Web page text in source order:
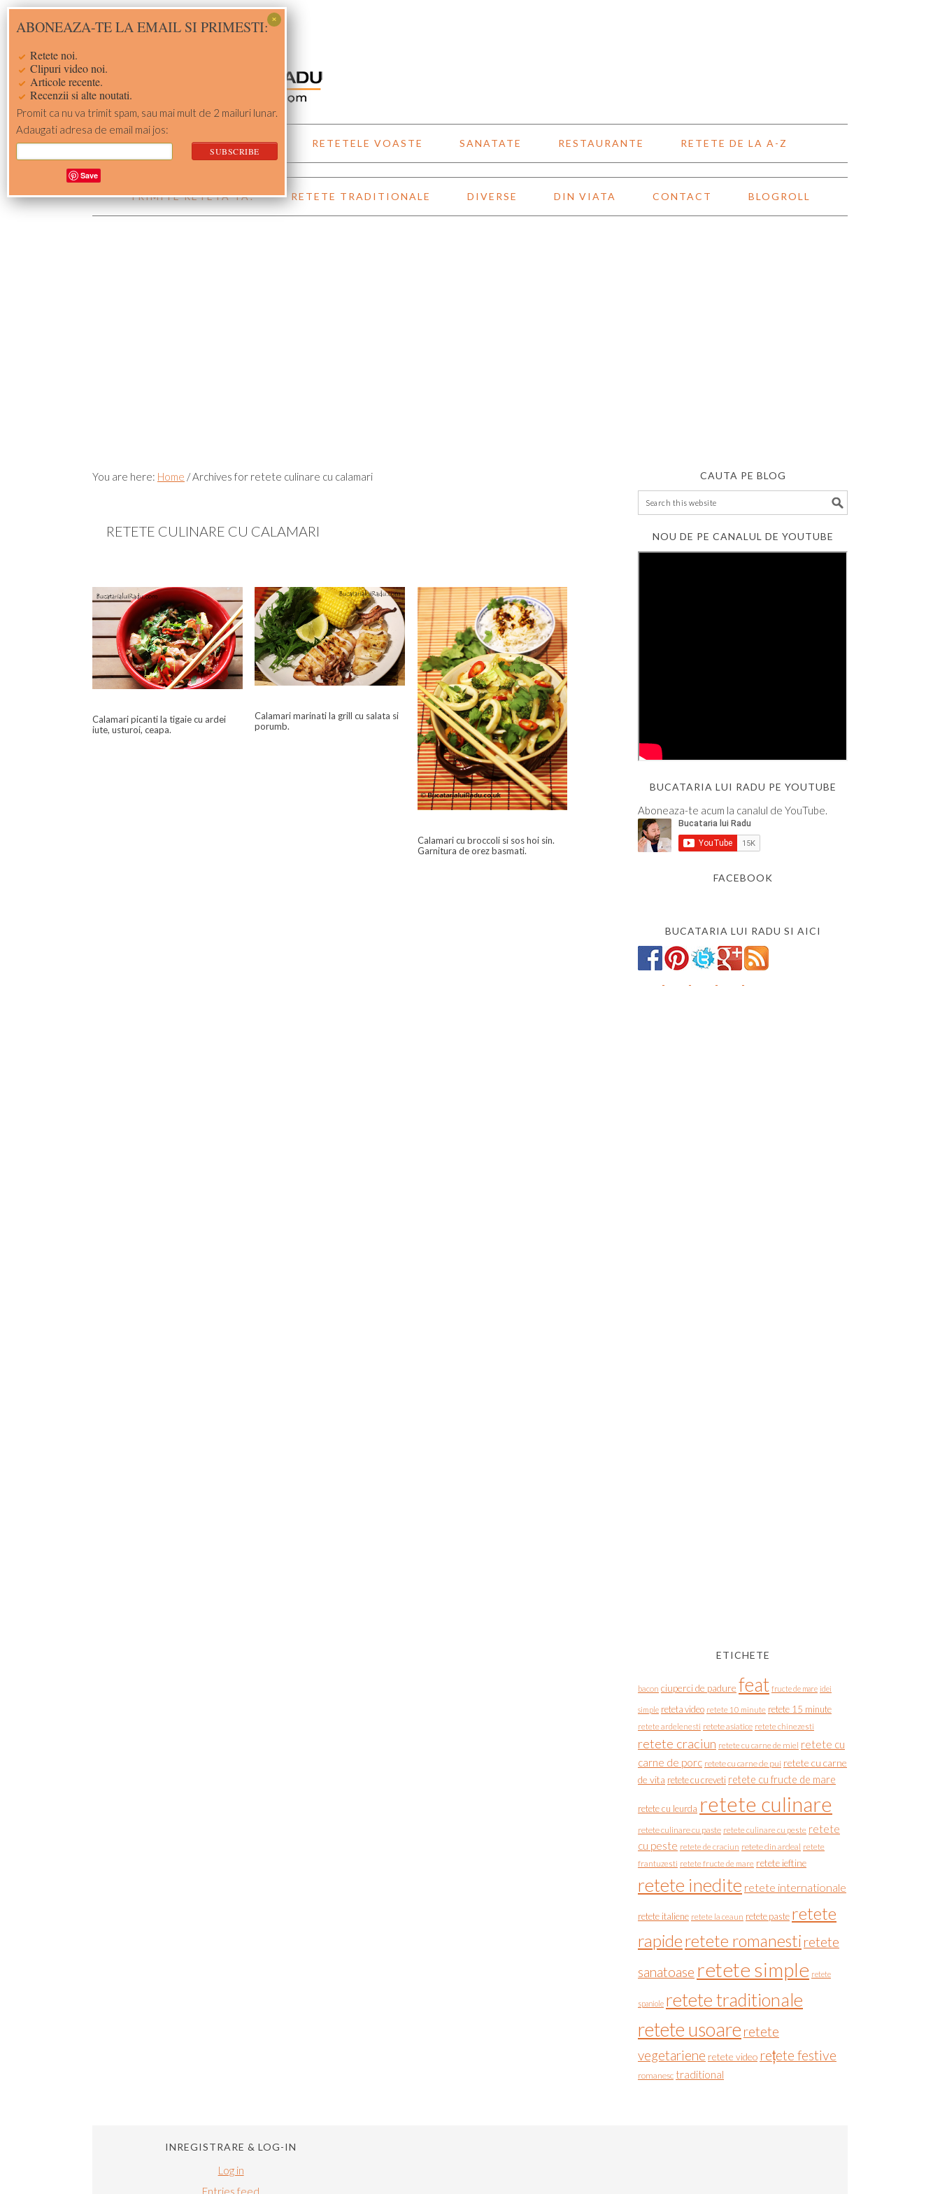
Skip
to
Skip
to
Skip
to
Skip
to
ACASA RETETE RETETELE VOASTE SANATATE RESTAURANTE RETETE DE LA A-Z
TRIMITE RETETA TA! RETETE TRADITIONALE DIVERSE DIN VIATA CONTACT BLOGROLL
You are here: Home /Archives for retete culinare cu calamari
RETETE CULINARE CU CALAMARI
Calamari picanti la tigaie cu ardei
iute, usturoi, ceapa.
Calamari marinati la grill cu salata si
porumb.
Calamari cu broccoli si sos hoi sin.
Garnitura de orez basmati.
CAUTA PE BLOG
NOU DE PE CANALUL DE YOUTUBE
BUCATARIA LUI RADU PE YOUTUBE
Aboneaza-te acum la canalul de YouTube.
FACEBOOK
BUCATARIA LUI RADU SI AICI
ETICHETE
bacon ciuperci de padure feat fructe de mare idei
simple reteta video retete 10 minute retete 15 minute
retete ardelenesti retete asiatice retete chinezesti
retete craciun retete cu carne de miel retete cu
carne de porc retete cu carne de pui retete cu carne
de vita retete cu creveti retete cu fructe de mare
retete cu leurda retete culinare
retete culinare cu paste retete culinare cu peste retete
cu peste retete de craciun retete din ardeal retete
frantuzesti retete fructe de mare retete ieftine
retete inedite retete internationale
retete italiene retete la ceaun retete paste retete
rapideretete romanesti retete
sanatoase retete simple retete
spaniole retete traditionale
retete usoare retete
vegetariene retete video rețete festive
romanesc traditional
INREGISTRARE & LOG-IN
Log in
Entries feed
ABONEAZA-TE LA EMAIL SI PRIMESTI:
Retete noi.
Clipuri video noi.
Articole recente.
Recenzii si alte noutati.
Promit ca nu va trimit spam, sau mai mult de 2 mailuri lunar.
Adaugati adresa de email mai jos:
Save